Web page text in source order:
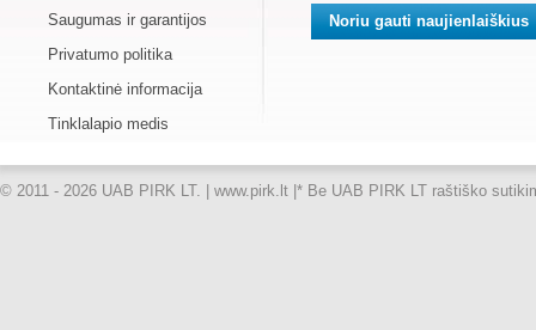
Saugumas ir garantijos
Privatumo politika
Kontaktinė informacija
Tinklalapio medis
© 2011 - 2026 UAB PIRK LT. | www.pirk.lt | * Be UAB PIRK LT raštiško